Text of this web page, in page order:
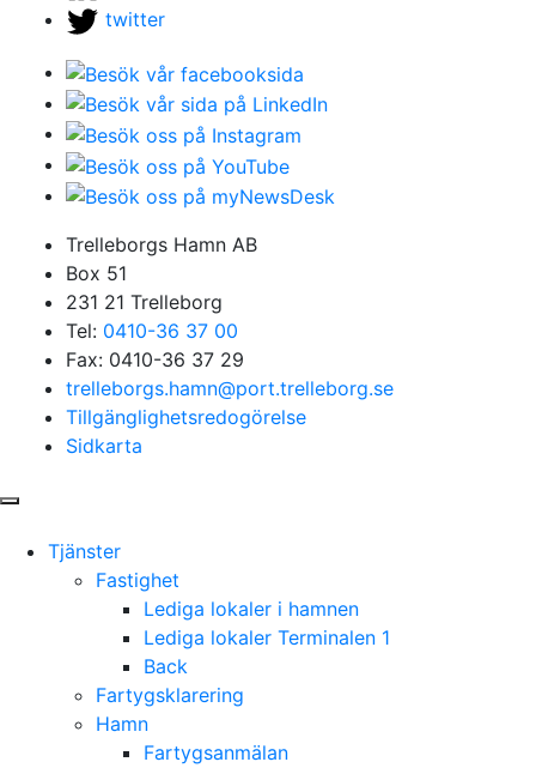
twitter
Trelleborgs Hamn AB
Box 51
231 21 Trelleborg
Tel: 0410-36 37 00
Fax: 0410-36 37 29
trelleborgs.hamn@port.trelleborg.se
Tillgänglighetsredogörelse
Sidkarta
Tjänster
Fastighet
Lediga lokaler i hamnen
Lediga lokaler Terminalen 1
Back
Fartygsklarering
Hamn
Fartygsanmälan